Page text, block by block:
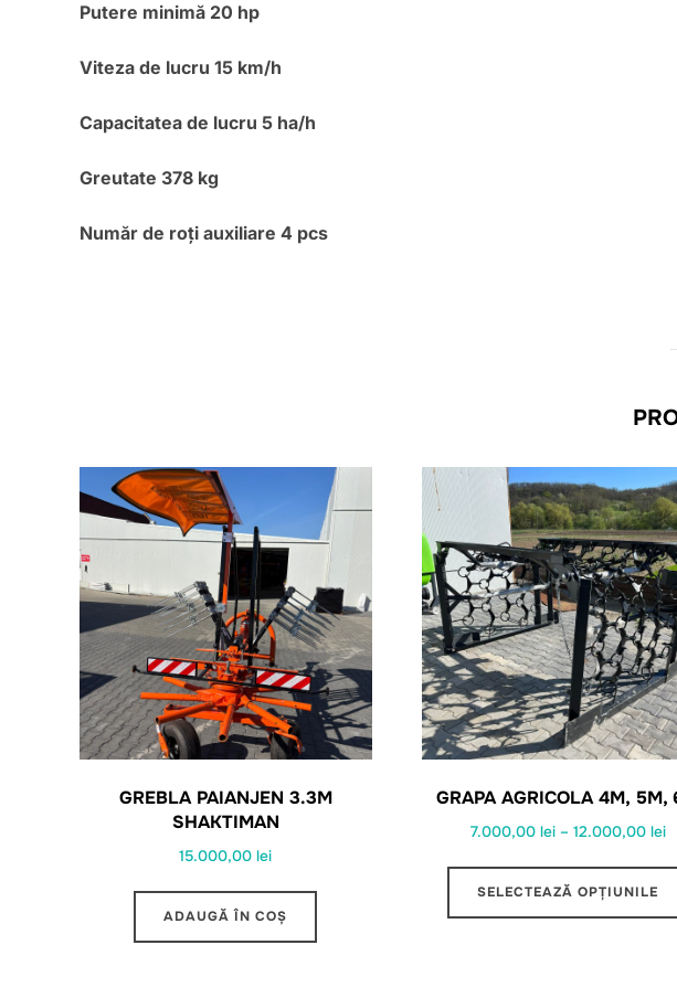
Putere minimă 20 hp
Viteza de lucru 15 km/h
Capacitatea de lucru 5 ha/h
Greutate 378 kg
Număr de roți auxiliare 4 pcs
GREBLA PAIANJEN 3.3M
SHAKTIMAN
15.000,00lei
ADAUGĂ ÎN COȘ
GRAPA AGRICOLA 4M, 5M,
7.000,00 lei – 12.000,00 lei
SELECTEAZĂ OPȚIUNILE